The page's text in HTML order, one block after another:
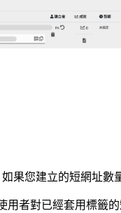
果您建立的短網址數
用者對已經套用標籤